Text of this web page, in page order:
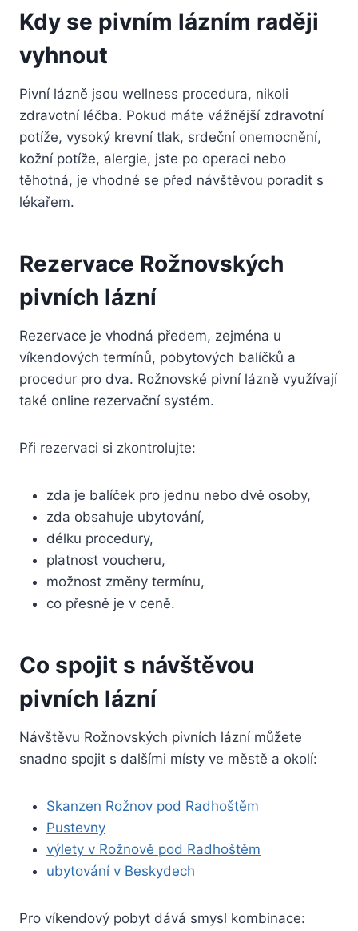
Kdy se pivním lázním raději
vyhnout
Pivní lázně jsou wellness procedura, nikoli
zdravotní léčba. Pokud máte vážnější zdravotní
potíže, vysoký krevní tlak, srdeční onemocnění,
kožní potíže, alergie, jste po operaci nebo
těhotná, je vhodné se před návštěvou poradit s
lékařem.
Rezervace Rožnovských
pivních lázní
Rezervace je vhodná předem, zejména u
víkendových termínů, pobytových balíčků a
procedur pro dva. Rožnovské pivní lázně využívají
také online rezervační systém.
Při rezervaci si zkontrolujte:
zda je balíček pro jednu nebo dvě osoby,
zda obsahuje ubytování,
délku procedury,
platnost voucheru,
možnost změny termínu,
co přesně je v ceně.
Co spojit s návštěvou
pivních lázní
Návštěvu Rožnovských pivních lázní můžete
snadno spojit s dalšími místy ve městě a okolí:
Skanzen Rožnov pod Radhoštěm
Pustevny
výlety v Rožnově pod Radhoštěm
ubytování v Beskydech
Pro víkendový pobyt dává smysl kombinace: